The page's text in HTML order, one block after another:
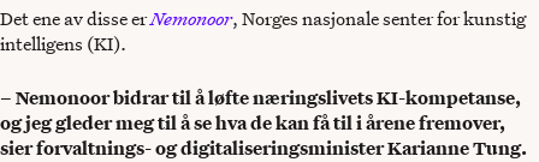
Det ene av disse erNemonoor, Norges nasjonale senter for kunstig
intelligens (KI).
– Nemonoor bidrar til å løfte næringslivets KI-kompetanse,
og jeg gleder meg til å se hva de kan få til i årene fremover,
sier forvaltnings- og digitaliseringsminister Karianne Tung.